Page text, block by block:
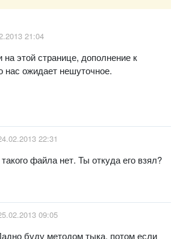
21:04
этой странице, дополнение к
нас ожидает нешуточное.
22:31
файла нет. Ты откуда его взял?
09:05
буду методом тыка, потом если